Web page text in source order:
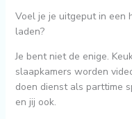
Voel je je uitgeput in een
laden?
Je bent niet de enige.
slaapkamers worden
doen dienst als parttime
en jij ook.